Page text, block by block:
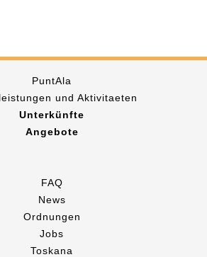
PuntAla
und Aktivitaeten
Unterkünfte
Angebote
FAQ
News
Ordnungen
Jobs
Toskana